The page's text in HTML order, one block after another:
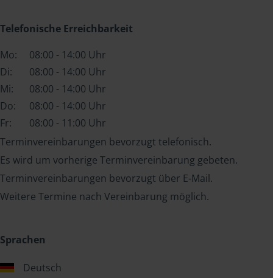
Telefonische Erreichbarkeit
Mo:
08:00 - 14:00 Uhr
Di:
08:00 - 14:00 Uhr
Mi:
08:00 - 14:00 Uhr
Do:
08:00 - 14:00 Uhr
Fr:
08:00 - 11:00 Uhr
Terminvereinbarungen bevorzugt telefonisch.
Es wird um vorherige Terminvereinbarung gebeten.
Terminvereinbarungen bevorzugt über E-Mail.
Weitere Termine nach Vereinbarung möglich.
Sprachen
Deutsch